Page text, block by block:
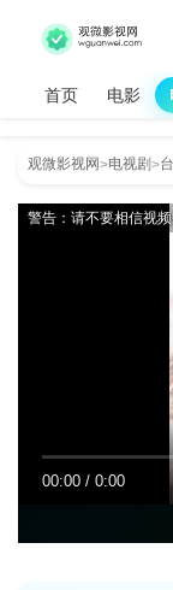
首页 电影
观微影视网>电视剧>
00:00 / 0:00
警告：请不要相信视